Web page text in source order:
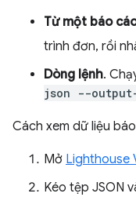
Từ một báo
trình đơn, rồi
Dòng lệnh.
json --
Cách xem dữ liệu
Mở Lighthouse
Kéo tệp JSON